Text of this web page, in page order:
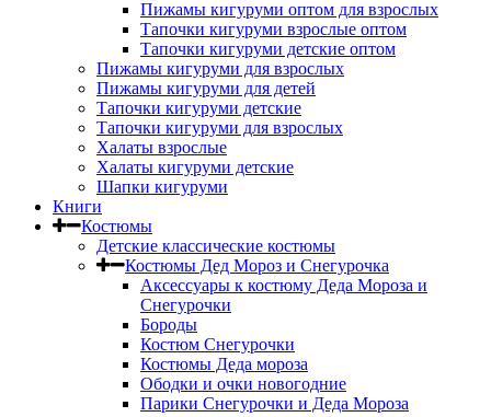
Пижамы кигуруми оптом для взрослых
Тапочки кигуруми взрослые оптом
Тапочки кигуруми детские оптом
Пижамы кигуруми для взрослых
Пижамы кигуруми для детей
Тапочки кигуруми детские
Тапочки кигуруми для взрослых
Халаты взрослые
Халаты кигуруми детские
Шапки кигуруми
Книги
Костюмы
Детские классические костюмы
Костюмы Дед Мороз и Снегурочка
Аксессуары к костюму Деда Мороза и
Снегурочки
Бороды
Костюм Снегурочки
Костюмы Деда мороза
Ободки и очки новогодние
Парики Снегурочки и Деда Мороза